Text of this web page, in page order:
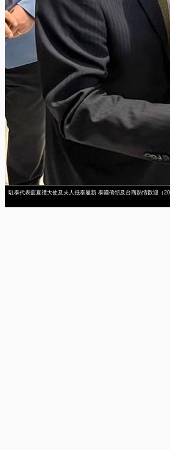
駐泰代表藍夏禮大使及夫人抵泰履新 泰國僑領及台商熱情歡迎（